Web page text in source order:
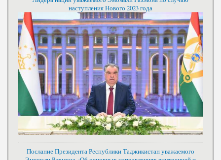
наступления Нового 2023 года
Послание Президента Республики Таджикистан уважаемого